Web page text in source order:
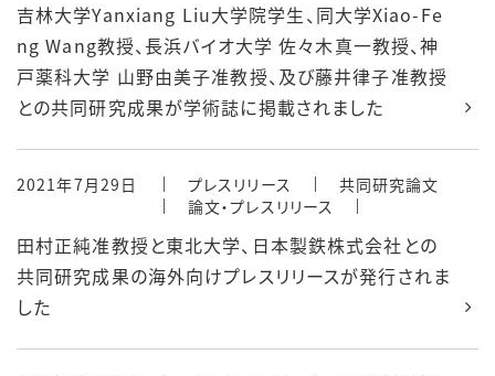
吉林大学Yanxiang Liu大学院学生、同大学Xiao-Fe
ng Wang教授、長浜バイオ大学 佐々木真一教授、神
戸薬科大学 山野由美子准教授、及び藤井律子准教授
との共同研究成果が学術誌に掲載されました
2021年7月29日 プレスリリース
共同研究論文
論文・プレスリリース
田村正純准教授と東北大学、日本製鉄株式会社との
共同研究成果の海外向けプレスリリースが発行されま
した